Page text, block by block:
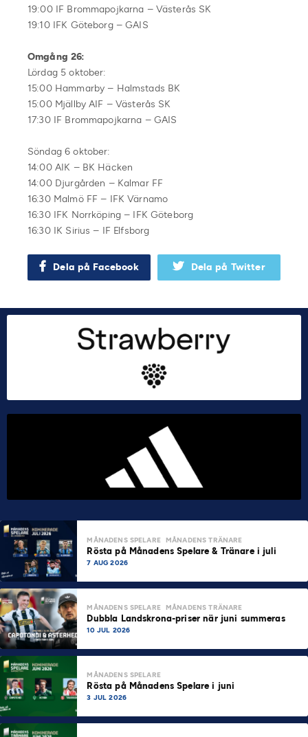
19:00 IF Brommapojkarna – Västerås SK
19:10 IFK Göteborg – GAIS
Omgång 26:
Lördag 5 oktober:
15:00 Hammarby – Halmstads BK
15:00 Mjällby AIF – Västerås SK
17:30 IF Brommapojkarna – GAIS
Söndag 6 oktober:
14:00 AIK – BK Häcken
14:00 Djurgården – Kalmar FF
16:30 Malmö FF – IFK Värnamo
16:30 IFK Norrköping – IFK Göteborg
16:30 IK Sirius – IF Elfsborg
Dela på Facebook Dela på Twitter
MÅNADENS SPELARE MÅNADENS TRÄNARE
Rösta på Månadens Spelare & Tränare i juli
7 AUG 2026
MÅNADENS SPELARE MÅNADENS TRÄNARE
Dubbla Landskrona-priser när juni summeras
10 JUL 2026
MÅNADENS SPELARE
Rösta på Månadens Spelare i juni
3 JUL 2026